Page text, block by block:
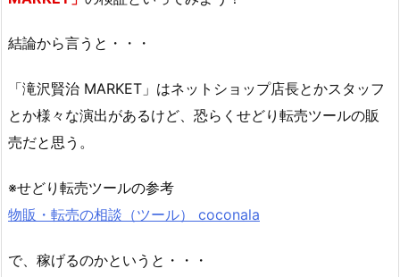
結論から言うと・・・
「滝沢賢治 MARKET」はネットショップ店長とかスタッフ
とか様々な演出があるけど、恐らくせどり転売ツールの販
売だと思う。
※せどり転売ツールの参考
物販・転売の相談（ツール） coconala
で、稼げるのかというと・・・